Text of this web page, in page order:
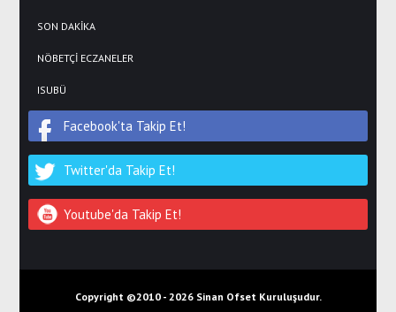
SON DAKİKA
NÖBETÇİ ECZANELER
ISUBÜ
Facebook'ta Takip Et!
Twitter'da Takip Et!
Youtube'da Takip Et!
Copyright ©2010 - 2026 Sinan Ofset Kuruluşudur.